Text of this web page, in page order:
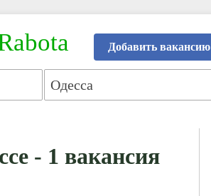
Добавить вакансию
- 1 вакансия